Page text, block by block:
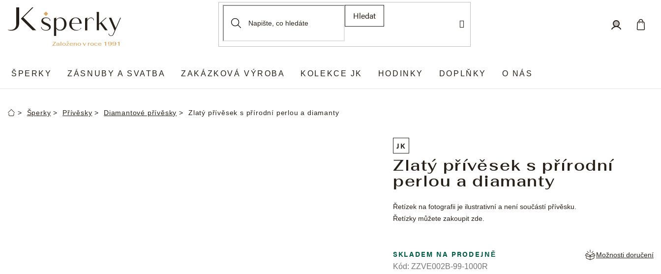
obsah
Hledat
ŠPERKY ZÁSNUBY A SVATBA ZAKÁZKOVÁ VÝROBA KOLEKCE JK HODINKY DOPLŇKY O NÁS
DomůŠperky Přívěsky Diamantové přívěsky Zlatý přívěsek s přírodní perlou a diamanty
JK
Zlatý přívěsek s přírodní
perlou a diamanty
Řetízek na fotografii je ilustrativní a není součástí přívěsku.
Řetízky můžete zakoupit zde
SKLADEM NA PRODEJNĚ Možnosti doručení
Kód: ZZVE002B-99-1000R